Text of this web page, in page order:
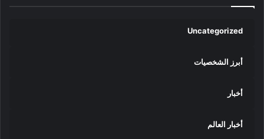
م
Uncategorized
أبرز الشخصيات
أخبار
أخبار العالم